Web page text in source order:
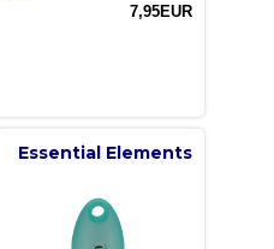
7,95EUR
Essential Elements